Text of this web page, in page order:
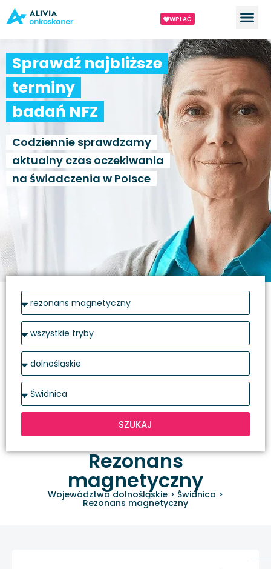
WPŁAĆ
Sprawdź najbliższe
terminy
badań NFZ
Codziennie sprawdzamy
aktualny czas oczekiwania
na świadczenia w Polsce
SZUKAJ
Rezonans
magnetyczny
Województwo dolnośląskie > Świdnica >
Rezonans magnetyczny